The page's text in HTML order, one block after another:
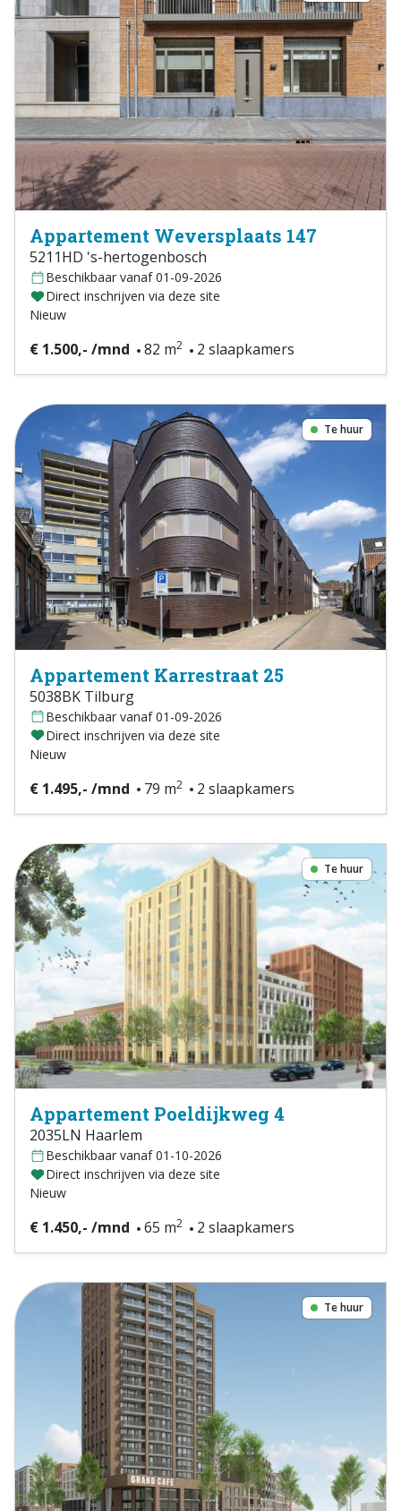
Appartement Weversplaats 147
5211HD 's-hertogenbosch
Beschikbaar vanaf 01-09-2026
Direct inschrijven via deze site
Nieuw
€ 1.500,- /mnd 82 m2 2 slaapkamers
Te huur
Appartement Karrestraat 25
5038BK Tilburg
Beschikbaar vanaf 01-09-2026
Direct inschrijven via deze site
Nieuw
€ 1.495,- /mnd 79 m2 2 slaapkamers
Te huur
Appartement Poeldijkweg 4
2035LN Haarlem
Beschikbaar vanaf 01-10-2026
Direct inschrijven via deze site
Nieuw
€ 1.450,- /mnd 65 m2 2 slaapkamers
Te huur